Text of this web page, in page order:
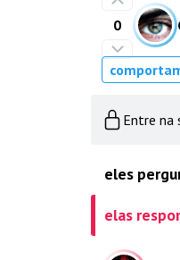
0
Entre na
eles
elas